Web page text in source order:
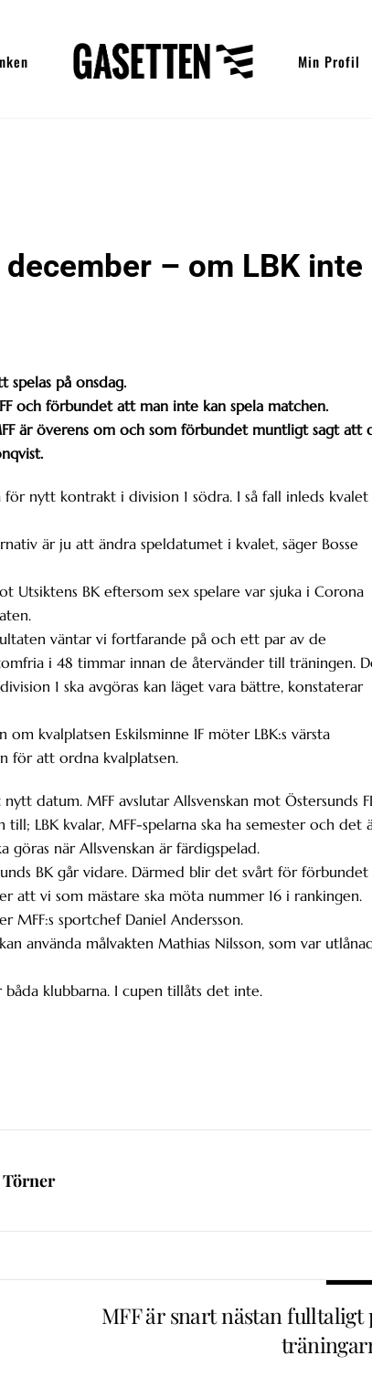
Min Profil
– om LBK inte
spelas på onsdag.
och förbundet att man inte kan spela matchen.
är överens om och som förbundet muntligt sagt att
nytt kontrakt i division 1 södra. I så fall inleds kvalet
är ju att ändra speldatumet i kvalet, säger Bosse
Utsiktens BK eftersom sex spelare var sjuka i Corona
väntar vi fortfarande på och ett par av de
i 48 timmar innan de återvänder till träningen.
1 ska avgöras kan läget vara bättre, konstaterar
kvalplatsen Eskilsminne IF möter LBK:s värsta
för att ordna kvalplatsen.
datum. MFF avslutar Allsvenskan mot Östersunds
LBK kvalar, MFF-spelarna ska ha semester och det
göras när Allsvenskan är färdigspelad.
BK går vidare. Därmed blir det svårt för förbundet
att vi som mästare ska möta nummer 16 i rankingen.
MFF:s sportchef Daniel Andersson.
använda målvakten Mathias Nilsson, som var
klubbarna. I cupen tillåts det inte.
MFF är snart nästan fulltaligt